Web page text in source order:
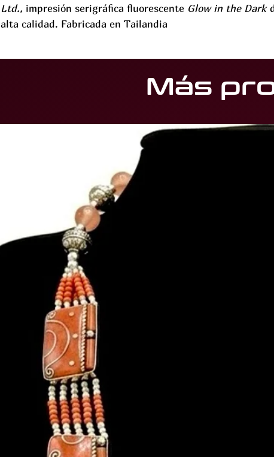
Ltd., impresión serigráfica fluorescente Glow in the Dark
alta calidad. Fabricada en Tailandia
Más